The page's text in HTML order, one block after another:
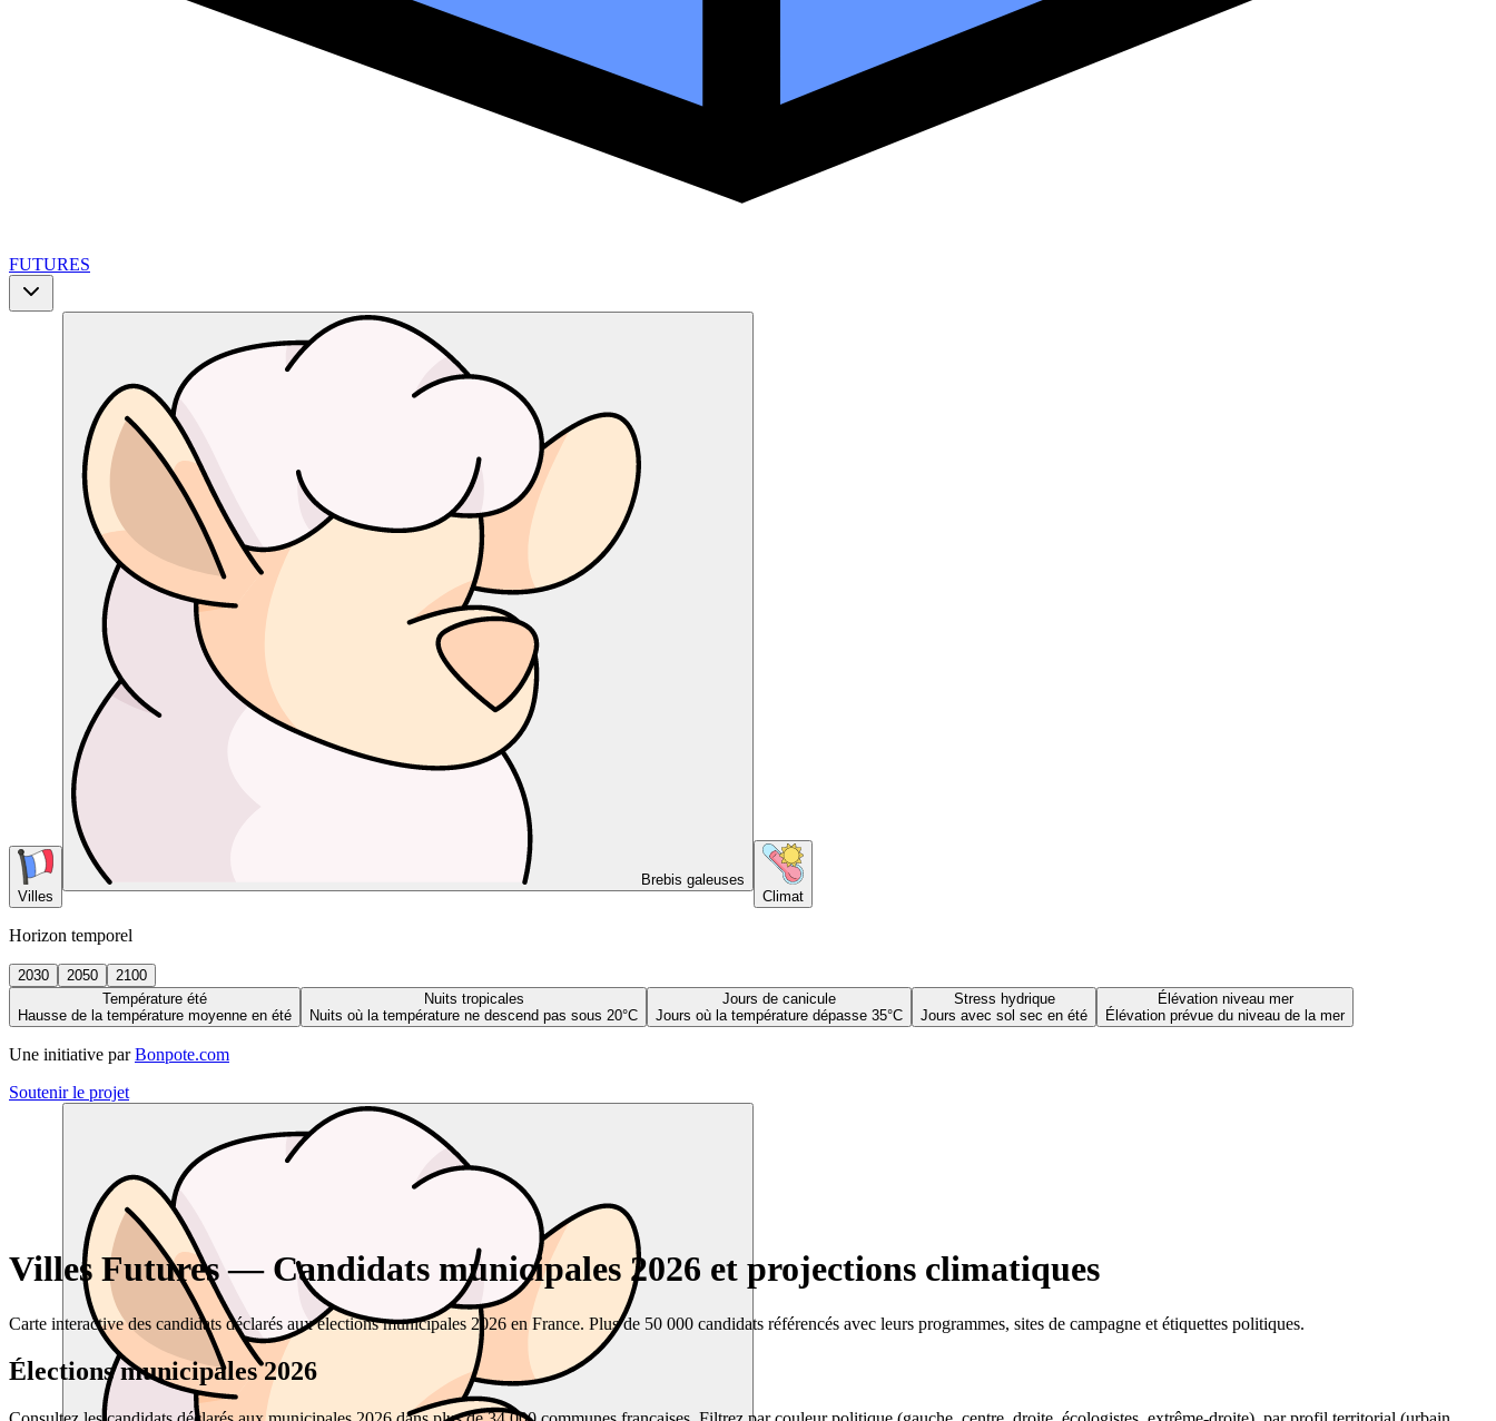
FUTURES
Villes
Brebis galeuses
Climat
Horizon temporel
2030 2050
2100
Température été
Hausse de la température moyenne en été
Nuits tropicales
Nuits où la température ne descend pas sous 20°C
Jours de canicule
Jours où la température dépasse 35°C
Stress hydrique
Jours avec sol sec en été
Élévation niveau mer
Élévation prévue du niveau de la mer
Une initiative par Bonpote.com
Soutenir le projet
Villes Futures — Candidats municipales 2026 et projections climatiques
Carte interactive des candidats déclarés aux élections municipales 2026 en France. Plus de 50 000 candidats référencés avec leurs programmes, sites de campagne et étiquettes politiques.
Élections municipales 2026